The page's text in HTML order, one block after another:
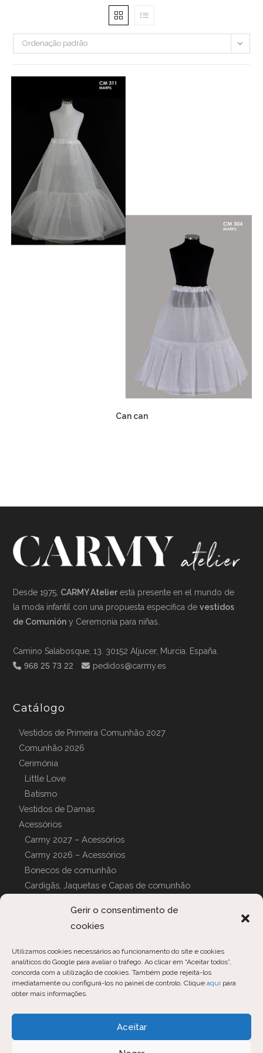
Gerir o consentimento de
cookies
Utilizamos cookies necessários ao funcionamento do site e cookies
analíticos do Google para avaliar o tráfego. Ao clicar em “Aceitar todos”,
concorda com a utilização de cookies. Também pode rejeitá-los
imediatamente ou configurá-los no painel de controlo. Clique aqui para
obter mais informações.
Aceitar
Ordenação padrão
Can can
Desde 1975, CARMY Atelier está presente en el mundo de
la moda infantil con una propuesta específica devestidos
de Comunión y Ceremonia para niñas.
Camino Salabosque, 13. 30152 Aljucer, Murcia. España.
968 25 73 22
pedidos@carmy.es
Catálogo
Vestidos de Primeira Comunhão 2027
Comunhão 2026
Cerimónia
Little Love
Batismo
Vestidos de Damas
Acessórios
Carmy 2027 – Acessórios
Carmy 2026 – Acessórios
Bonecos de comunhão
Cardigãs, Jaquetas e Capas de comunhão
Pijamas e Roupões
in
in
in